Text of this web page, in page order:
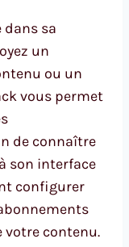
dans sa
un
ou un
vous permet
de connaître
son interface
configurer
votre contenu.